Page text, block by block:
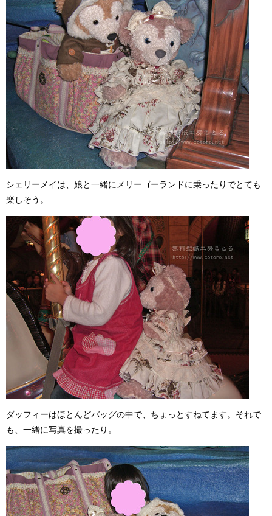
シェリーメイは、娘と一緒にメリーゴーランドに乗ったりでとても
楽しそう。
ダッフィーはほとんどバッグの中で、ちょっとすねてます。それで
も、一緒に写真を撮ったり。